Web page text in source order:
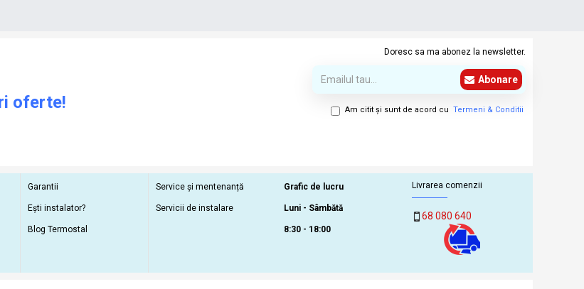
oferte!
Doresc sa ma abonez la newsletter.
Abonare
Am citit şi sunt de acord cu Termeni & Conditii
Garantii
Ești instalator?
Blog Termostal
Service și mentenanță
Servicii de instalare
Grafic de lucru
Luni - Sâmbătă
8:30 - 18:00
Livrarea comenzii
68 080 640